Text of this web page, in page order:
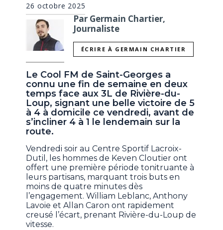
26 octobre 2025
Par Germain Chartier,
Journaliste
ÉCRIRE À GERMAIN CHARTIER
Le Cool FM de Saint-Georges a
connu une fin de semaine en deux
temps face aux 3L de Rivière-du-
Loup, signant une belle victoire de 5
à 4 à domicile ce vendredi, avant de
s’incliner 4 à 1 le lendemain sur la
route.
Vendredi soir au Centre Sportif Lacroix-
Dutil, les hommes de Keven Cloutier ont
offert une première période tonitruante à
leurs partisans, marquant trois buts en
moins de quatre minutes dès
l’engagement. William Leblanc, Anthony
Lavoie et Allan Caron ont rapidement
creusé l’écart, prenant Rivière-du-Loup de
vitesse.